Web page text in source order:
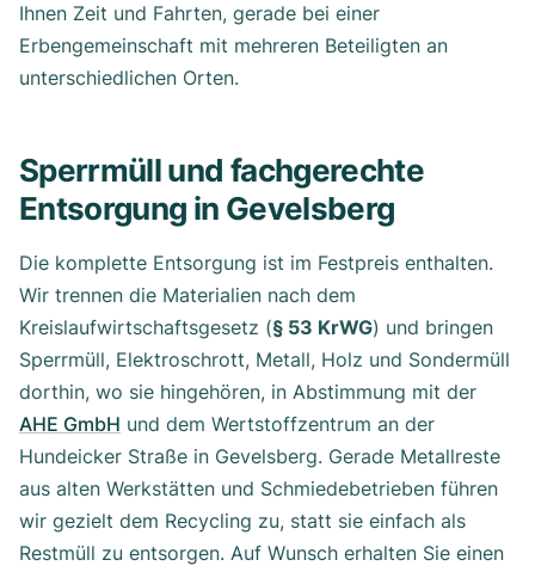
Ihnen Zeit und Fahrten, gerade bei einer
Erbengemeinschaft mit mehreren Beteiligten an
unterschiedlichen Orten.
Sperrmüll und fachgerechte
Entsorgung in Gevelsberg
Die komplette Entsorgung ist im Festpreis enthalten.
Wir trennen die Materialien nach dem
Kreislaufwirtschaftsgesetz (§ 53 KrWG) und bringen
Sperrmüll, Elektroschrott, Metall, Holz und Sondermüll
dorthin, wo sie hingehören, in Abstimmung mit der
AHE GmbH und dem Wertstoffzentrum an der
Hundeicker Straße in Gevelsberg. Gerade Metallreste
aus alten Werkstätten und Schmiedebetrieben führen
wir gezielt dem Recycling zu, statt sie einfach als
Restmüll zu entsorgen. Auf Wunsch erhalten Sie einen